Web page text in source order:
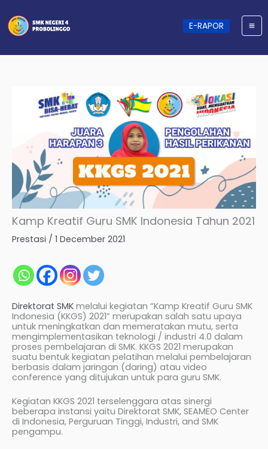
content
E-RAPOR
Kamp Kreatif Guru SMK Indonesia Tahun 2021
Prestasi / 1 December 2021
Direktorat SMK melalui kegiatan “Kamp Kreatif Guru SMK
Indonesia (KKGS) 2021” merupakan salah satu upaya
untuk meningkatkan dan memeratakan mutu, serta
mengimplementasikan teknologi / industri 4.0 dalam
proses pembelajaran di SMK. KKGS 2021 merupakan
suatu bentuk kegiatan pelatihan melalui pembelajaran
berbasis dalam jaringan (daring) atau video
conference yang ditujukan untuk para guru SMK.
Kegiatan KKGS 2021 terselenggara atas sinergi
beberapa instansi yaitu Direktorat SMK, SEAMEO Center
di Indonesia, Perguruan Tinggi, Industri, and SMK
pengampu.